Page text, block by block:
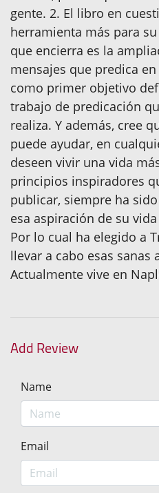
gente. 2. El libro en
herramienta más para
que encierra es la
mensajes que predica
como primer objetivo
trabajo de predicación
realiza. Y además, cree
puede ayudar, en
deseen vivir una vida
principios inspiradores
publicar, siempre ha
esa aspiración de su
Por lo cual ha elegido a
llevar a cabo esas sanas
Actualmente vive en
Add Review
Name
Email